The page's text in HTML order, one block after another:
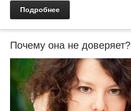
Подробнее
Почему она не доверяет?